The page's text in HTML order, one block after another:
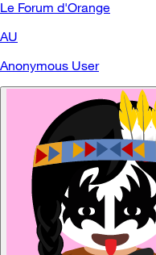
Le Forum d'Orange
AU
Anonymous User